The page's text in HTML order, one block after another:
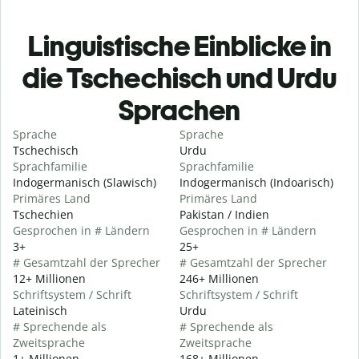
Linguistische Einblicke in
die Tschechisch und Urdu
Sprachen
Sprache
Tschechisch
Sprachfamilie
Indogermanisch (Slawisch)
Primäres Land
Tschechien
Gesprochen in # Ländern
3+
# Gesamtzahl der Sprecher
12+ Millionen
Schriftsystem / Schrift
Lateinisch
# Sprechende als
Zweitsprache
Sprache
Urdu
Sprachfamilie
Indogermanisch (Indoarisch)
Primäres Land
Pakistan / Indien
Gesprochen in # Ländern
25+
# Gesamtzahl der Sprecher
246+ Millionen
Schriftsystem / Schrift
Urdu
# Sprechende als
Zweitsprache